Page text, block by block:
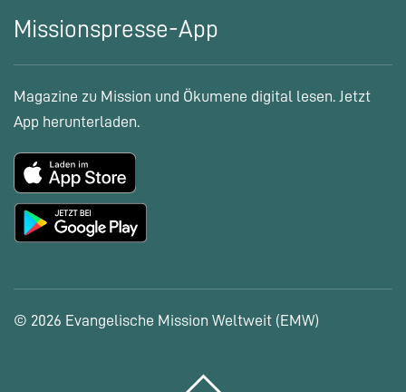
Missionspresse-App
Magazine zu Mission und Ökumene digital lesen. Jetzt
App herunterladen.
© 2026 Evangelische Mission Weltweit (EMW)